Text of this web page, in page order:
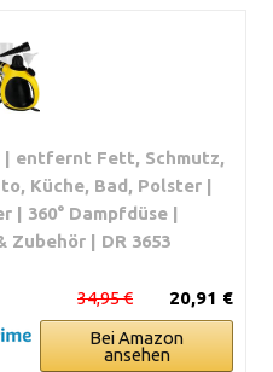
entfernt Fett, Schmutz,
Küche, Bad, Polster |
| 360° Dampfdüse |
Zubehör | DR 3653
20,91 €
34,95 €
Bei Amazon
ansehen